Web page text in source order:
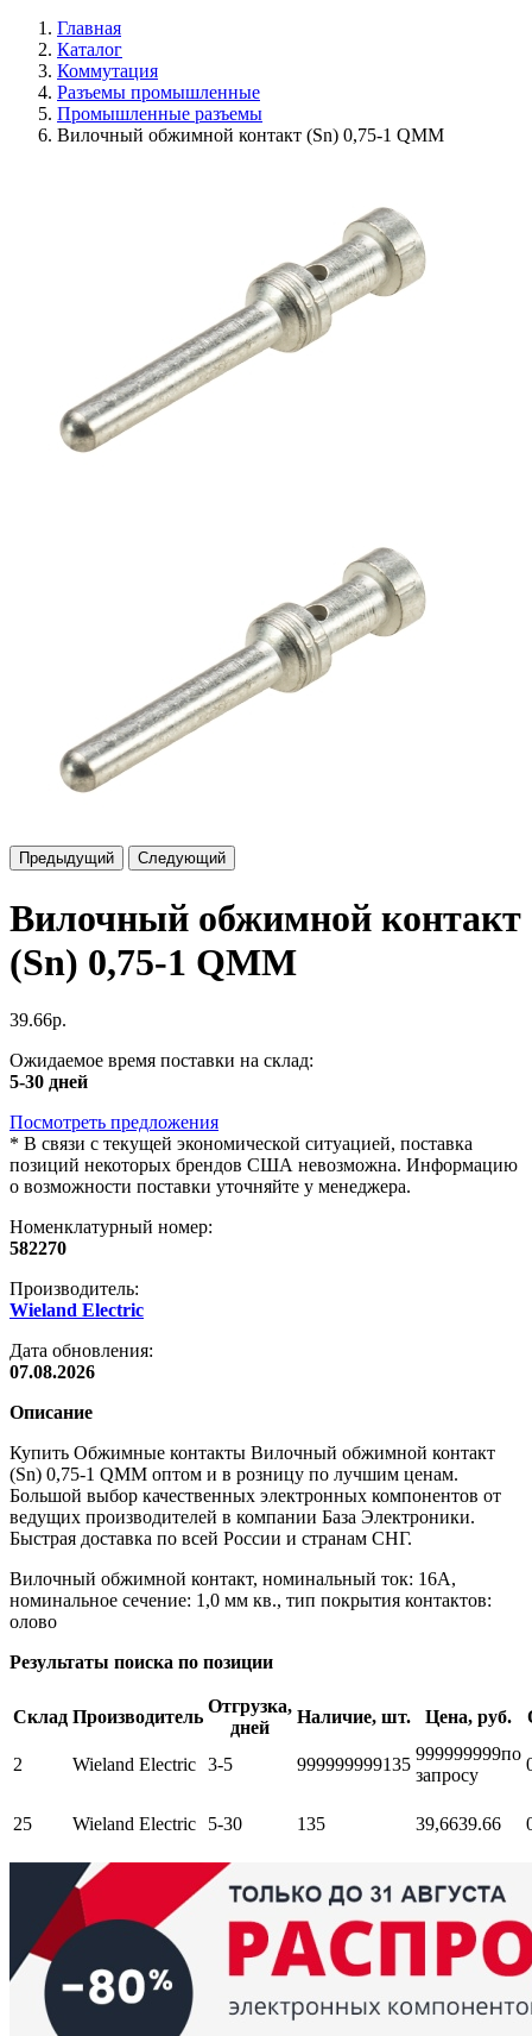
Главная
Каталог
Коммутация
Разъемы промышленные
Промышленные разъемы
Вилочный обжимной контакт (Sn) 0,75-1 QMM
Предыдущий Следующий
Вилочный обжимной контакт
(Sn) 0,75-1 QMM
39.66р.
Ожидаемое время поставки на склад:
5-30 дней
Посмотреть предложения
* В связи с текущей экономической ситуацией, поставка
позиций некоторых брендов США невозможна. Информацию
о возможности поставки уточняйте у менеджера.
Номенклатурный номер:
582270
Производитель:
Wieland Electric
Дата обновления:
07.08.2026
Описание
Купить Обжимные контакты Вилочный обжимной контакт
(Sn) 0,75-1 QMM оптом и в розницу по лучшим ценам.
Большой выбор качественных электронных компонентов от
ведущих производителей в компании База Электроники.
Быстрая доставка по всей России и странам СНГ.
Вилочный обжимной контакт, номинальный ток: 16A,
номинальное сечение: 1,0 мм кв., тип покрытия контактов:
олово
Результаты поиска по позиции
Склад Производитель
Отгрузка,
дней
Наличие, шт. Цена, руб.
2 Wieland Electric 3-5 999999999135
999999999по
запросу
25 Wieland Electric 5-30 135 39,6639.66